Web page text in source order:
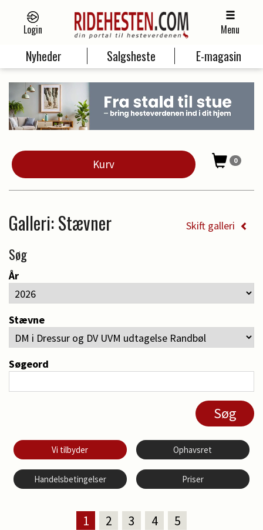
Login Menu
Nyheder Salgsheste E-magasin
Kurv 0
Galleri: Stævner Skift galleri
Søg
År
Stævne
Søgeord
Vi tilbyder Ophavsret
Handelsbetingelser Priser
1 2 3 4 5